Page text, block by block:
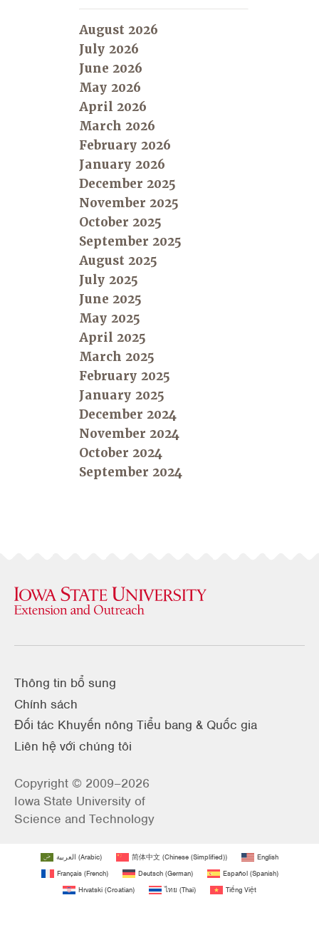
August 2026
July 2026
June 2026
May 2026
April 2026
March 2026
February 2026
January 2026
December 2025
November 2025
October 2025
September 2025
August 2025
July 2025
June 2025
May 2025
April 2025
March 2025
February 2025
January 2025
December 2024
November 2024
October 2024
September 2024
Thông tin bổ sung
Chính sách
Đối tác Khuyến nông Tiểu bang & Quốc gia
Liên hệ với chúng tôi
Copyright © 2009–2026
Iowa State University of
Science and Technology
العربية (Arabic) 简体中文 (Chinese (Simplified))
English
Français(French) Deutsch(German) Español(Spanish)
Hrvatski (Croatian) ไทย (Thai) Tiếng Việt